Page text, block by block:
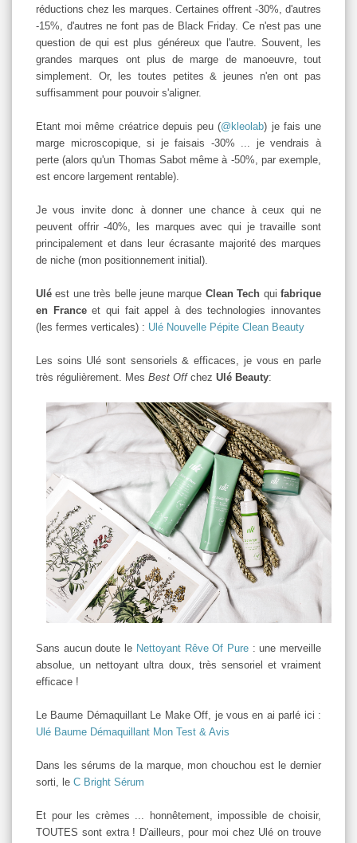
réductions chez les marques. Certaines offrent -30%, d'autres
-15%, d'autres ne font pas de Black Friday. Ce n'est pas une
question de qui est plus généreux que l'autre. Souvent, les
grandes marques ont plus de marge de manoeuvre, tout
simplement. Or, les toutes petites & jeunes n'en ont pas
suffisamment pour pouvoir s'aligner.
Etant moi même créatrice depuis peu (@kleolab) je fais une
marge microscopique, si je faisais -30% ... je vendrais à
perte (alors qu'un Thomas Sabot même à -50%, par exemple,
est encore largement rentable).
Je vous invite donc à donner une chance à ceux qui ne
peuvent offrir -40%, les marques avec qui je travaille sont
principalement et dans leur écrasante majorité des marques
de niche (mon positionnement initial).
Ulé est une très belle jeune marque Clean Tech quifabrique
en Franceet qui fait appel à des technologies innovantes
(les fermes verticales) : Ulé Nouvelle Pépite Clean Beauty
Les soins Ulé sont sensoriels & efficaces, je vous en parle
très régulièrement. Mes Best Offchez Ulé Beauty:
Sans aucun doute le Nettoyant Rêve Of Pure: une merveille
absolue, un nettoyant ultra doux, très sensoriel et vraiment
efficace !
Le Baume Démaquillant Le Make Off, je vous en ai parlé ici :
Ulé Baume Démaquillant Mon Test & Avis
Dans les sérums de la marque, mon chouchou est le dernier
sorti, le C Bright Sérum
Et pour les crèmes ... honnêtement, impossible de choisir,
TOUTES sont extra ! D'ailleurs, pour moi chez Ulé on trouve